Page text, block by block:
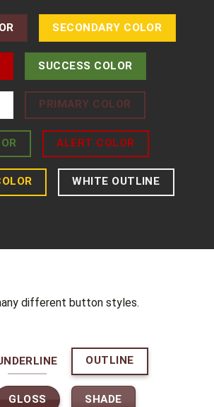
SECONDARY COLOR
SUCCESS COLOR
PRIMARY COLOR
ALERT COLOR
WHITE OUTLINE
different button styles.
OUTLINE
GLOSS SHADE